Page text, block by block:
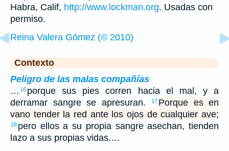
Habra, Calif, http://www.lockman.org. Usadas con
permiso.
Reina Valera Gómez (© 2010)
Contexto
Peligro de las malas compañías
… 16 porque sus pies corren hacia el mal, y a
derramar sangre se apresuran.
17 Porque es en
vano tender la red ante los ojos de cualquier ave;
18 pero ellos a su propia sangre asechan, tienden
lazo a sus propias vidas.…